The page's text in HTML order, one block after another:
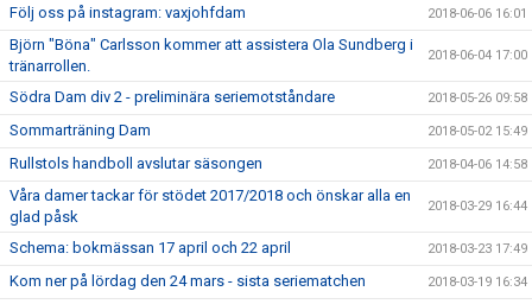
Följ oss på instagram: vaxjohfdam 2018-06-06 16:01
Björn "Böna" Carlsson kommer att assistera Ola Sundberg i
tränarrollen.
2018-06-04 17:00
Södra Dam div 2 - preliminära seriemotståndare 2018-05-26 09:58
Sommarträning Dam 2018-05-02 15:49
Rullstols handboll avslutar säsongen 2018-04-06 14:58
Våra damer tackar för stödet 2017/2018 och önskar alla en
glad påsk
2018-03-29 16:44
Schema: bokmässan 17 april och 22 april 2018-03-23 17:49
Kom ner på lördag den 24 mars - sista seriematchen 2018-03-19 16:34